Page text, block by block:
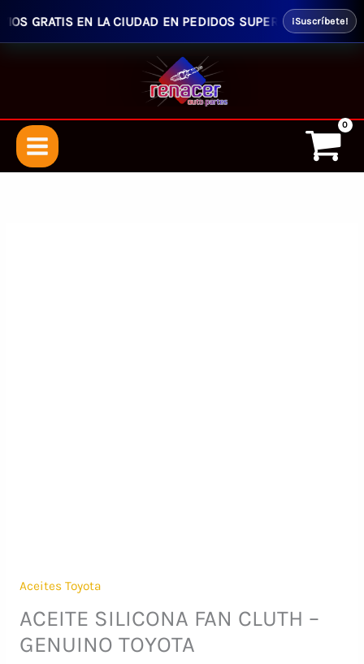
GRATIS EN LA CIUDAD EN PEDIDOS SUPERIORES $50.00 -
¡Suscríbete!
Aceites Toyota
ACEITE SILICONA FAN CLUTH –
GENUINO TOYOTA